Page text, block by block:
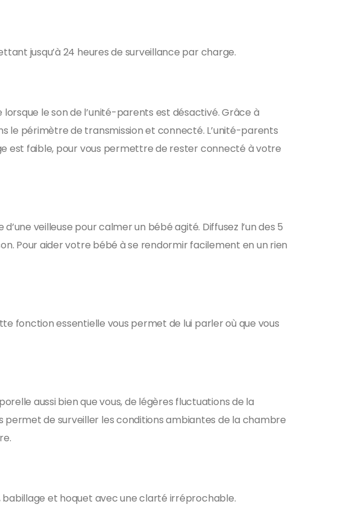
jusqu’à 24 heures de surveillance par charge.
le son de l’unité-parents est désactivé. Grâce à
le périmètre de transmission et connecté. L’unité-parents
est faible, pour vous permettre de rester connecté à votre
veilleuse pour calmer un bébé agité. Diffusez l’un des 5
Pour aider votre bébé à se rendormir facilement en un rien
fonction essentielle vous permet de lui parler où que vous
aussi bien que vous, de légères fluctuations de la
de surveiller les conditions ambiantes de la chambre
et hoquet avec une clarté irréprochable.